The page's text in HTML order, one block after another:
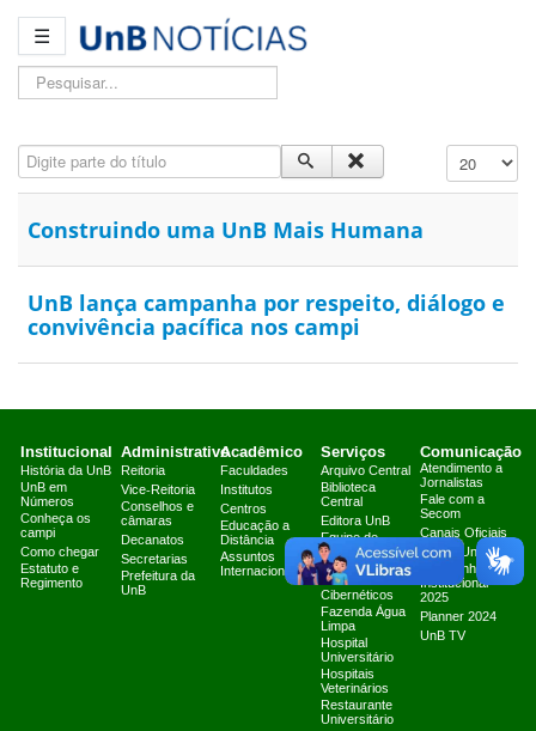
☰
Pesquisar...
Digite parte do título Exibir #
Construindo uma UnB Mais Humana
UnB lança campanha por respeito, diálogo e
convivência pacífica nos campi
Institucional
História da UnB
UnB em
Números
Conheça os
campi
Como chegar
Estatuto e
Regimento
Administrativo
Reitoria
Vice-Reitoria
Conselhos e
câmaras
Decanatos
Secretarias
Prefeitura da
UnB
Acadêmico
Faculdades
Institutos
Centros
Educação a
Distância
Assuntos
Internacionais
Serviços
Arquivo Central
Biblioteca
Central
Editora UnB
Equipe de
Tratamento e
Resposta a
Incidentes
Cibernéticos
Fazenda Água
Limpa
Hospital
Universitário
Hospitais
Veterinários
Restaurante
Universitário
Comunicação
Atendimento a
Jornalistas
Fale com a
Secom
Canais Oficiais
Marca UnB
Campanha
Institucional
2025
Planner 2024
UnB TV